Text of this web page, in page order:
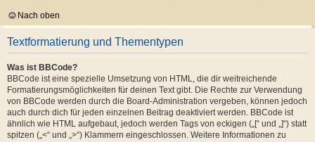
Nach oben
Textformatierung und Thementypen
Was ist BBCode?
BBCode ist eine spezielle Umsetzung von HTML, die dir weitreichende
Formatierungsmöglichkeiten für deinen Text gibt. Die Rechte zur Verwendung
von BBCode werden durch die Board-Administration vergeben, können jedoch
auch durch dich für jeden einzelnen Beitrag deaktiviert werden. BBCode ist
ähnlich wie HTML aufgebaut, jedoch werden Tags von eckigen („[“ und „]“) statt
spitzen („<“ und „>“) Klammern eingeschlossen. Weitere Informationen zu